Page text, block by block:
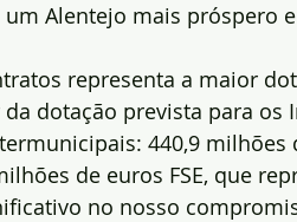
Alentejo mais próspero
representa a maior
dotação prevista para
440,9 milhões
de euros FSE, que
no nosso